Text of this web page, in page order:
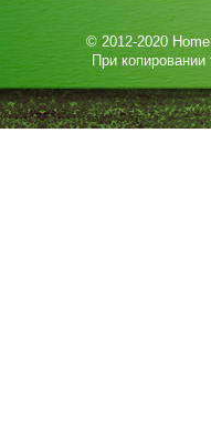
© 2012-2020
При